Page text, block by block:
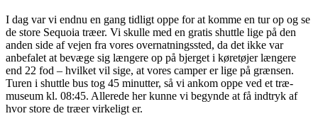
tur
op
i
bjergene
I dag var vi endnu en gang tidligt oppe for at komme en tur op og se
de store Sequoia træer. Vi skulle med en gratis shuttle lige på den
anden side af vejen fra vores overnatningssted, da det ikke var
anbefalet at bevæge sig længere op på bjerget i køretøjer længere
end 22 fod – hvilket vil sige, at vores camper er lige på grænsen.
Turen i shuttle bus tog 45 minutter, så vi ankom oppe ved et træ-
museum kl. 08:45. Allerede her kunne vi begynde at få indtryk af
hvor store de træer virkeligt er.